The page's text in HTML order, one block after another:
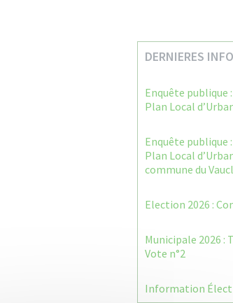
DERNIERES
Enquête publique
Plan Local
Enquête publique
Plan Local
commune du
Election 2026 :
Municipale 2026 :
Vote n°2
Information